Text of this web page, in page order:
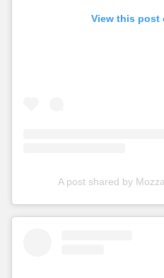
View this post
A post shared by